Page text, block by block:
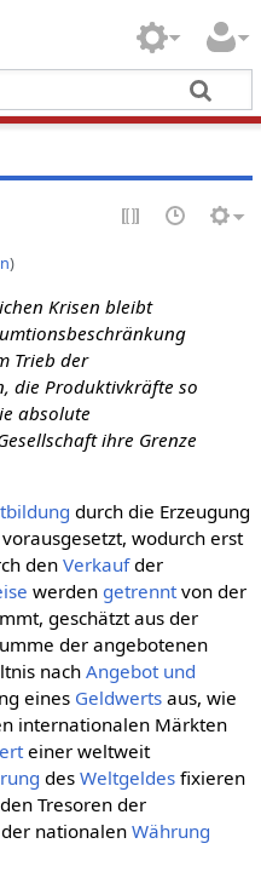
)
Krisen bleibt
Trieb der
die Produktivkräfte so
absolute
ihre Grenze
durch die Erzeugung
vorausgesetzt, wodurch erst
den Verkaufder
werden getrenntvon der
geschätzt aus der
der angebotenen
nach Angebot und
eines Geldwertsaus, wie
internationalen Märkten
einer weltweit
des Weltgeldesfixieren
Tresoren der
nationalen Währung